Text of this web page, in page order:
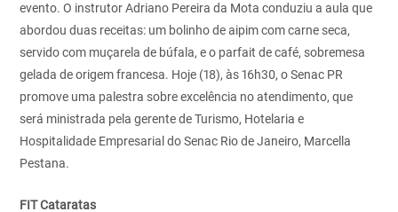
evento. O instrutor Adriano Pereira da Mota conduziu a aula que
abordou duas receitas: um bolinho de aipim com carne seca,
servido com muçarela de búfala, e o parfait de café, sobremesa
gelada de origem francesa. Hoje (18), às 16h30, o Senac PR
promove uma palestra sobre excelência no atendimento, que
será ministrada pela gerente de Turismo, Hotelaria e
Hospitalidade Empresarial do Senac Rio de Janeiro, Marcella
Pestana.
FIT Cataratas